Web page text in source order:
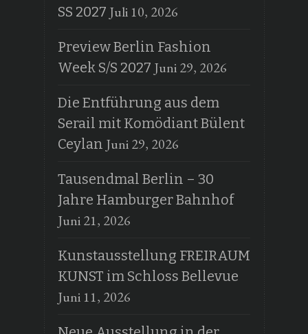
SS 2027 Juli 10, 2026
Preview Berlin Fashion
Week S/S 2027 Juni 29, 2026
Die Entführung aus dem
Serail mit Komödiant Bülent
Ceylan Juni 29, 2026
Tausendmal Berlin – 30
Jahre Hamburger Bahnhof
Juni 21, 2026
Kunstausstellung FREIRAUM
KUNST im Schloss Bellevue
Juni 11, 2026